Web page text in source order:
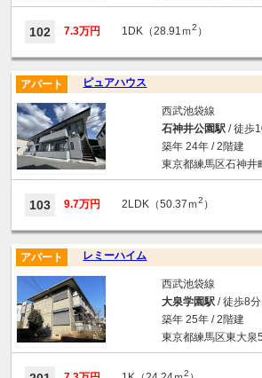
102 7.3万円 1DK（28.91ｍ2 ）
ピュアハウス
アパート
西武池袋線
石神井公園駅/ 徒歩
築年 24年 / 2階建
東京都練馬区石神井
103 9.7万円 2LDK（50.37ｍ2 ）
レミーハイム
アパート
西武池袋線
大泉学園駅/ 徒歩8分
築年 25年 / 2階建
東京都練馬区東大泉5
2